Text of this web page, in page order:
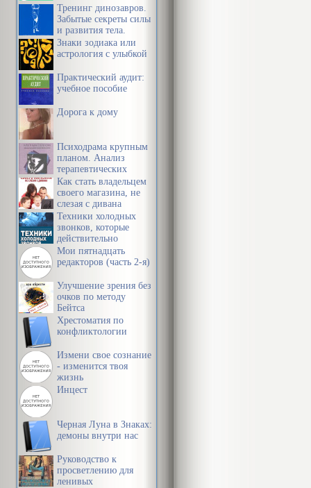
Тренинг динозавров.
Забытые секреты силы
и развития тела.
Знаки зодиака или
астрология с улыбкой
Практический аудит:
учебное пособие
Дорога к дому
Психодрама крупным
планом. Анализ
терапевтических
механизмов
Как стать владельцем
своего магазина, не
слезая с дивана
Техники холодных
звонков, которые
действительно
работают
Мои пятнадцать
редакторов (часть 2-я)
Улучшение зрения без
очков по методу
Бейтса
Хрестоматия по
конфликтологии
Измени свое сознание
- изменится твоя
жизнь
Инцест
Черная Луна в Знаках:
демоны внутри нас
Руководство к
просветлению для
ленивых